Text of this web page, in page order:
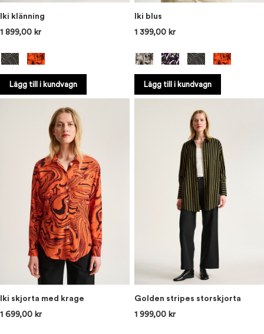
Iki klänning
1 899,00 kr
Lägg till i kundvagn
Iki blus
1 399,00 kr
Lägg till i kundvagn
Iki skjorta med krage
1 699,00 kr
Golden stripes storskjorta
1 999,00 kr